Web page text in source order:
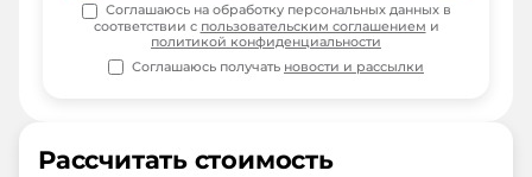
Рассчитать стоимость
Соглашаюсь на обработку персональных данных в
соответствии с пользовательским соглашением и
политикой конфиденциальности
Соглашаюсь получать новости и рассылки